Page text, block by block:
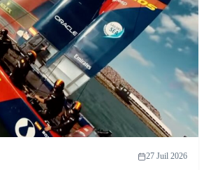
27 Juil 2026